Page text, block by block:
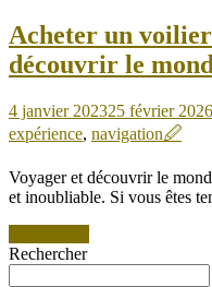
Acheter un
découvrir le
4 janvier 202325 février 2026
expérience, navigation🖉
Voyager et découvrir le
et inoubliable. Si vous êtes
Rechercher